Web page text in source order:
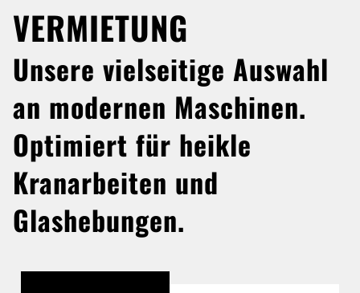
VERMIETUNG
Unsere vielseitige Auswahl
an modernen Maschinen.
Optimiert für heikle
Kranarbeiten und
Glashebungen.